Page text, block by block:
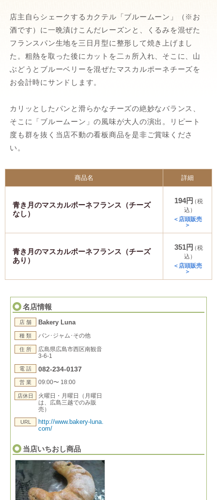
名店情報
店 舗 Bakery Luna
種 類 パン･ジャム･その他
住 所
広島県広島市西区南観音
3-6-1
電 話 082-234-0137
営 業 09:00〜 18:00
店休日
火曜日・月曜日（月曜日
は、広島三越でのみ販
売）
URL
http://www.bakery-luna.
com/
当店いちおし商品
店主自らシェークするカクテル「ブルームーン」（※お
酒です）に一晩漬けこんだレーズンと、くるみを混ぜた
フランスパン生地を三日月型に整形して焼き上げまし
た。粗熱を取った後にカットを二ヵ所入れ、そこに、山
ぶどうとブルーベリーを混ぜたマスカルポーネチーズを
お会計時にサンドします。
カリッとしたパンと滑らかなチーズの絶妙なバランス、
そこに「ブルームーン」の風味が大人の演出。リピート
度も群を抜く当店不動の看板商品を是非ご賞味くださ
い。
商品名 詳細
青き月のマスカルポーネフランス（チーズ
なし）
194円（税
込）
＜店頭販売
＞
青き月のマスカルポーネフランス（チーズ
あり）
351円（税
込）
＜店頭販売
＞